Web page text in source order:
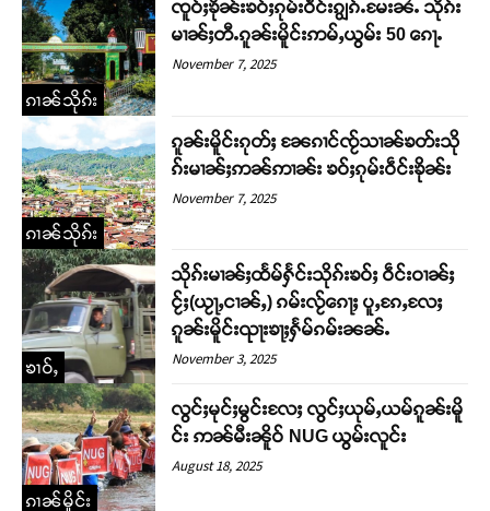
တႃႇႁႂ်ႈသဵင်ၵၢင်ၸႂ်ၵူၼ်းမိူင်း ၵူႈတီႈၵူႈလႅၼ်ပေႃးတေၸွ
တ်ႇ တူဝ်ႈလုမ်ႈၾႃႉၼၼ်ႉ ၶဝ်ႈႁူမ်ႈၵမ်ႉထႅမ် ၸုမ်းၶၢ
ဝ်ႇၽူႈတွႆႇႁွၵ်ႈ လႆႈယူႇၶႃႈဢေႃႈ။
Donate Now
ၵၢၼ်သိုၵ်း
ၸူဝ်ႈၶိုၼ်းၶဝ်ႈၵုမ်းဝဵင်းၵျွၵ်ႉမႄးၼႆႉ သိုၵ်း
မၢၼ်ႈတီႉၵူၼ်းမိူင်းဢမ်ႇယွမ်း 50 ၵေႃႉ
November 7, 2025
ၵၢၼ်သိုၵ်း
ၵူၼ်းမိူင်းၵုတ်ႈ ၼႄၵၢင်ၸႂ်သၢၼ်ၶတ်းသို
ၵ်းမၢၼ်ႈဢၼ်ဢၢၼ်း ၶဝ်ႈၵုမ်းဝဵင်းၶိုၼ်း
November 7, 2025
ၶၢဝ်ႇ
သိုၵ်းမၢၼ်ႈထႅမ်ႁႅင်းသိုၵ်းၶဝ်ႈ ဝဵင်းဝၢၼ်ႈ
ငႂ်ႈ(ယႂႃႇငၢၼ်ႇ) ၵမ်းလႂ်ၵေႃႈ ပူႇၵႄႇလႄႈ
ၵူၼ်းမိူင်းၺႃးၶႃႈႁႅမ်ၵမ်းၼၼ်ႉ
November 3, 2025
ၵၢၼ်မိူင်း
လွင်ႈမုင်ႈမွင်းလႄႈ လွင်ႈယုမ်ႇယမ်ၵူၼ်းမိူ
င်း ဢၼ်မီးၼိူဝ် NUG ယွမ်းလူင်း
August 18, 2025